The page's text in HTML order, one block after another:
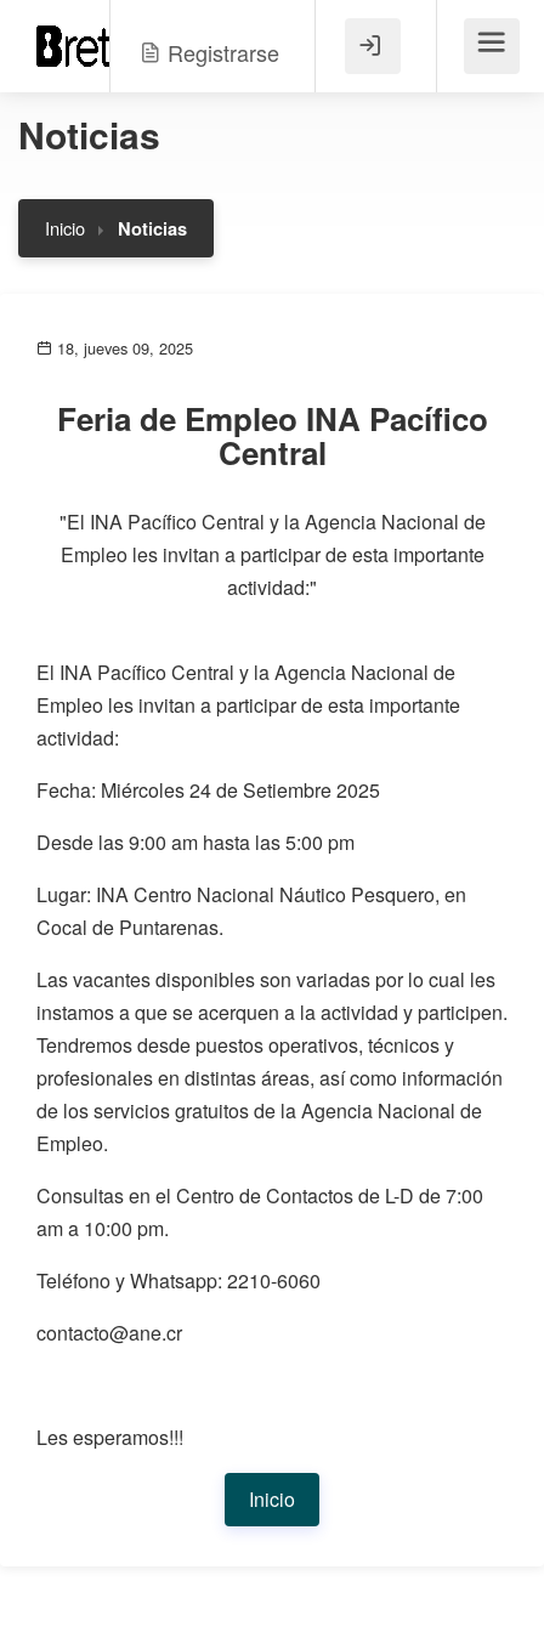
Registrarse Menú
Noticias
Inicio Noticias
18, jueves 09, 2025
Feria de Empleo INA Pacífico
Central
"El INA Pacífico Central y la Agencia Nacional de
Empleo les invitan a participar de esta importante
actividad:"
El INA Pacífico Central y la Agencia Nacional de
Empleo les invitan a participar de esta importante
actividad:
Fecha: Miércoles 24 de Setiembre 2025
Desde las 9:00 am hasta las 5:00 pm
Lugar: INA Centro Nacional Náutico Pesquero, en
Cocal de Puntarenas.
Las vacantes disponibles son variadas por lo cual les
instamos a que se acerquen a la actividad y participen.
Tendremos desde puestos operativos, técnicos y
profesionales en distintas áreas, así como información
de los servicios gratuitos de la Agencia Nacional de
Empleo.
Consultas en el Centro de Contactos de L-D de 7:00
am a 10:00 pm.
Teléfono y Whatsapp: 2210-6060
contacto@ane.cr
Les esperamos!!!
Inicio